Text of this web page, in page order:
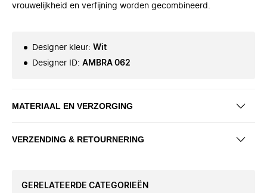
vrouwelijkheid en verfijning worden gecombineerd.
Designer kleur: Wit
Designer ID: AMBRA 062
MATERIAAL EN VERZORGING
VERZENDING & RETOURNERING
GERELATEERDE CATEGORIEËN